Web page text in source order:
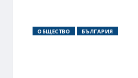
ОБЩЕСТВО БЪЛГАРИЯ